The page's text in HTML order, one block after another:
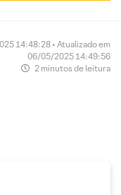
14:48:28 • Atualizado em
06/05/2025 14:49:56
2 minutos de leitura